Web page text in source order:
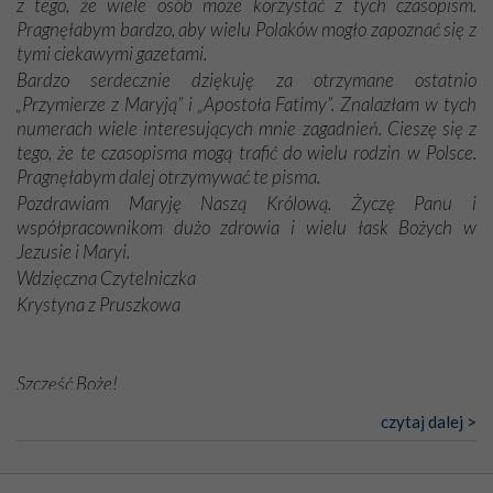
z tego, że wiele osób może korzystać z tych czasopism.
Pragnęłabym bardzo, aby wielu Polaków mogło zapoznać się z
tymi ciekawymi gazetami.
Bardzo serdecznie dziękuję za otrzymane ostatnio
„Przymierze z Maryją” i „Apostoła Fatimy”. Znalazłam w tych
numerach wiele interesujących mnie zagadnień. Cieszę się z
tego, że te czasopisma mogą trafić do wielu rodzin w Polsce.
Pragnęłabym dalej otrzymywać te pisma.
Pozdrawiam Maryję Naszą Królową. Życzę Panu i
współpracownikom dużo zdrowia i wielu łask Bożych w
Jezusie i Maryi.
Wdzięczna Czytelniczka
Krystyna z Pruszkowa
Szczęść Boże!
Bardzo dziękuję za przysyłanie mi „Przymierza z Maryją”. Jest
to pismo, które bardzo sobie cenię i szanuję. Redagujecie
czytaj dalej >